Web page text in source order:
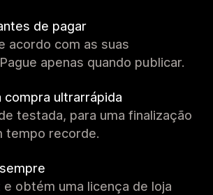
de pagar
acordo com as suas
apenas quando publicar.
compra ultrarrápida
testada, para uma finalização
tempo recorde.
e obtém uma licença de loja